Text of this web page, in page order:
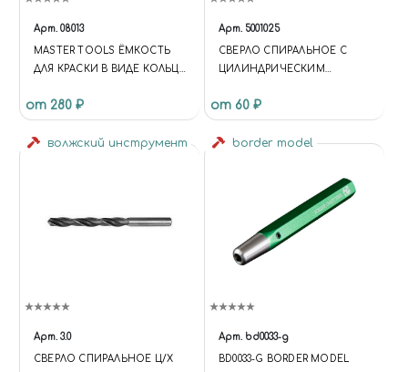
Арт. 08013
MASTER TOOLS ЁМКОСТЬ
ДЛЯ КРАСКИ В ВИДЕ КОЛЬЦА
от 280 ₽
Арт. 5001025
СВЕРЛО СПИРАЛЬНОЕ С
ЦИЛИНДРИЧЕСКИМ
от 60 ₽
волжский инструмент
Арт. 3.0
СВЕРЛО СПИРАЛЬНОЕ Ц/Х
border model
Арт. bd0033-g
BD0033-G BORDER MODEL